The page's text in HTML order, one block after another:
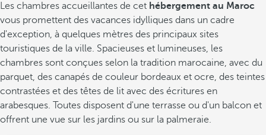
Les chambres accueillantes de cet hébergement au Maroc
vous promettent des vacances idylliques dans un cadre
d'exception, à quelques mètres des principaux sites
touristiques de la ville. Spacieuses et lumineuses, les
chambres sont conçues selon la tradition marocaine, avec du
parquet, des canapés de couleur bordeaux et ocre, des teintes
contrastées et des têtes de lit avec des écritures en
arabesques. Toutes disposent d'une terrasse ou d'un balcon et
offrent une vue sur les jardins ou sur la palmeraie.